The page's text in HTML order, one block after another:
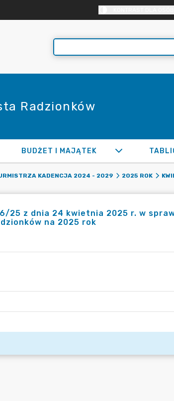
Radzionków
BUDŻET I MAJĄTEK
KADENCJA 2024 - 2029 2025 ROK
25 z dnia 24 kwietnia 2025 r. w
na 2025 rok